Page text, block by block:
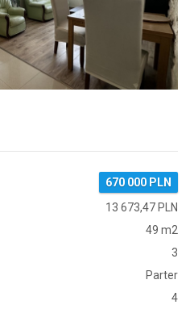
670 000 PLN
13 673,47 PLN
49 m2
3
Parter
4